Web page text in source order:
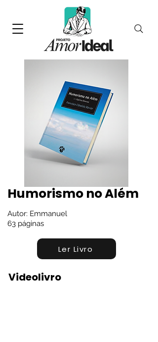
Humorismo no Além
Autor: Emmanuel
63 páginas
Ler Livro
Videolivro